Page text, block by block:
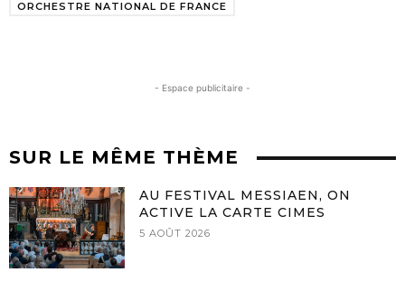
ORCHESTRE NATIONAL DE FRANCE
- Espace publicitaire -
SUR LE MÊME THÈME
AU FESTIVAL MESSIAEN, ON
ACTIVE LA CARTE CIMES
5 AOÛT 2026